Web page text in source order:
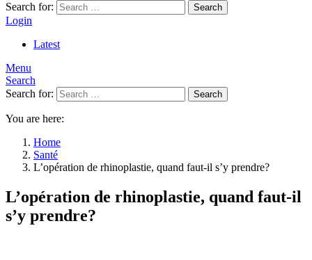
Search for:
Search
Login
Latest
Menu
Search
Search for:
Search
You are here:
Home
Santé
L’opération de rhinoplastie, quand faut-il s’y prendre?
L’opération de rhinoplastie, quand faut-il
s’y prendre?